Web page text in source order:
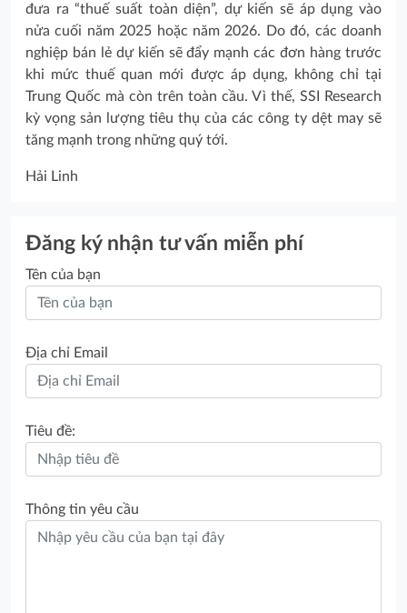
đưa ra “thuế suất toàn diện”, dự kiến sẽ áp dụng vào
nửa cuối năm 2025 hoặc năm 2026. Do đó, các doanh
nghiệp bán lẻ dự kiến sẽ đẩy mạnh các đơn hàng trước
khi mức thuế quan mới được áp dụng, không chỉ tại
Trung Quốc mà còn trên toàn cầu. Vì thế, SSI Research
kỳ vọng sản lượng tiêu thụ của các công ty dệt may sẽ
tăng mạnh trong những quý tới.
Hải Linh
Đăng ký nhận tư vấn miễn phí
Tên của bạn
Địa chỉ Email
Tiêu đề:
Thông tin yêu cầu